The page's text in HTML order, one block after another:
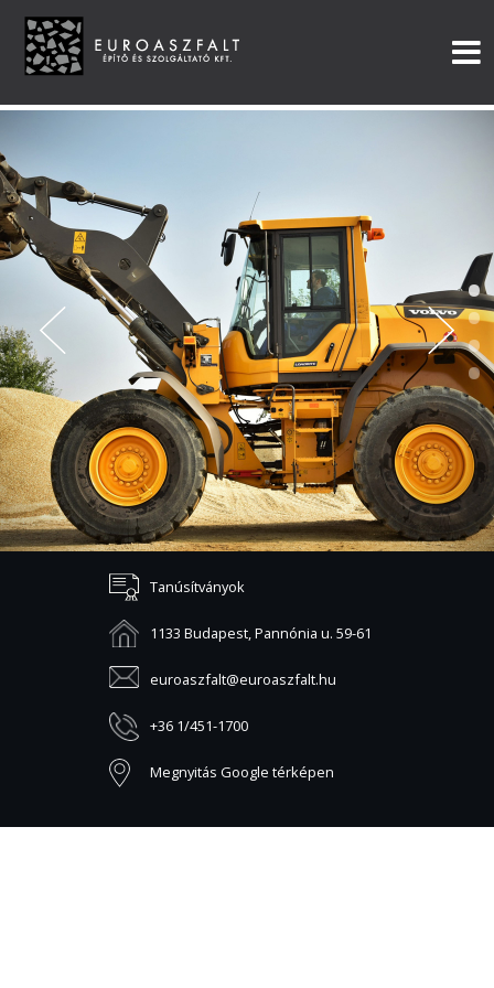
•
•
•
•
Tanúsítványok
1133 Budapest, Pannónia u. 59-61
euroaszfalt@euroaszfalt.hu
+36 1/451-1700
Megnyitás Google térképen